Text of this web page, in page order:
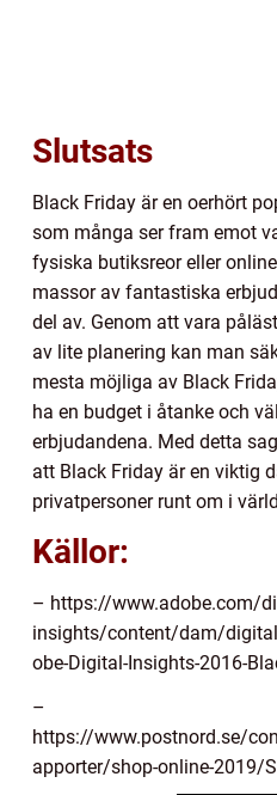
Slutsats
Black Friday är en oerhört
som många ser fram emot
fysiska butiksreor eller
massor av fantastiska
del av. Genom att vara
av lite planering kan man
mesta möjliga av Black
ha en budget i åtanke och
erbjudandena. Med detta
att Black Friday är en viktig
privatpersoner runt om i
Källor:
– https://www.adobe.com/
insights/content/dam/
obe-Digital-Insights-2016-
–
https://www.postnord.se/
apporter/shop-online-2019/